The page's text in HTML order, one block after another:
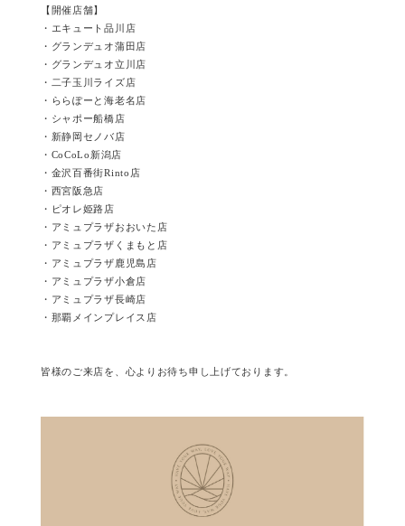
【開催店舗】
・エキュート品川店
・グランデュオ蒲田店
・グランデュオ立川店
・二子玉川ライズ店
・ららぽーと海老名店
・シャポー船橋店
・新静岡セノバ店
・CoCoLo新潟店
・金沢百番街Rinto店
・西宮阪急店
・ピオレ姫路店
・アミュプラザおおいた店
・アミュプラザくまもと店
・アミュプラザ鹿児島店
・アミュプラザ小倉店
・アミュプラザ長崎店
・那覇メインプレイス店
皆様のご来店を、心よりお待ち申し上げております。